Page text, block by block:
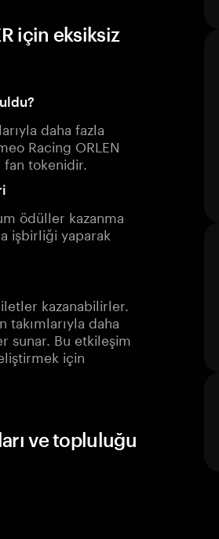
için eksiksiz
daha fazla
Racing ORLEN
tokenidir.
ödüller kazanma
işbirliği yaparak
kazanabilirler.
daha
sunar. Bu etkileşim
için
ve topluluğu